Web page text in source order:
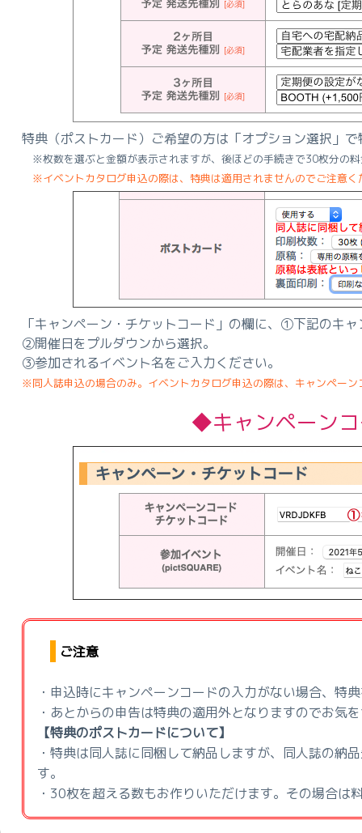
特典（ポストカード）ご希望の方は「オプション選択」
※枚数を選ぶと金額が表示されますが、後ほどの手続きで30枚分の
※イベントカタログ申込の際は、特典は適用されませんのでご注意く
「キャンペーン・チケットコード」の欄に、①下記のキ
②開催日をプルダウンから選択。
③参加されるイベント名をご入力ください。
※同人誌申込の場合のみ。イベントカタログ申込の際は、キャンペーン
◆キャンペー
ご注意
・申込時にキャンペーンコードの入力がない場合、特
・あとからの申告は特典の適用外となりますのでお気
【特典のポストカードについて】
・特典は同人誌に同梱して納品しますが、同人誌の納
す。
・30枚を超える数もお作りいただけます。その場合